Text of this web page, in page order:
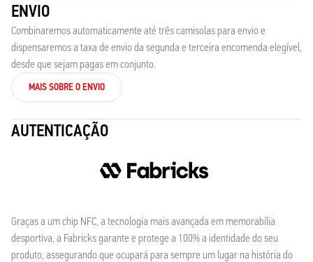
ENVIO
Combinaremos automaticamente até três camisolas para envio e
dispensaremos a taxa de envio da segunda e terceira encomenda elegível,
desde que sejam pagas em conjunto.
MAIS SOBRE O ENVIO
AUTENTICAÇÃO
Graças a um chip NFC, a tecnologia mais avançada em memorabília
desportiva, a Fabricks garante e protege a 100% a identidade do seu
produto, assegurando que ocupará para sempre um lugar na história do